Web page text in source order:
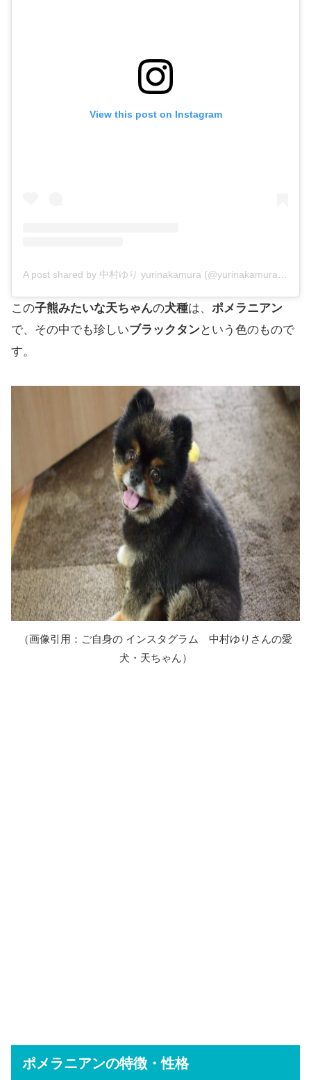
View this post on Instagram
A post shared by 中村ゆり yurinakamura (@yurinakamurawoori)
この子熊みたいな天ちゃんの犬種は、 ポメラニアン
で、その中でも珍しいブラックタンという色のもので
す。
（画像引用：ご自身の インスタグラム 中村ゆりさんの愛
犬・天ちゃん）
ポメラニアンの特徴・性格